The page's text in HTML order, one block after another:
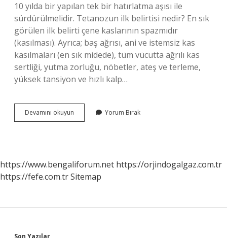
10 yılda bir yapılan tek bir hatırlatma aşısı ile
sürdürülmelidir. Tetanozun ilk belirtisi nedir? En sık
görülen ilk belirti çene kaslarının spazmıdır
(kasılması). Ayrıca; baş ağrısı, ani ve istemsiz kas
kasılmaları (en sık midede), tüm vücutta ağrılı kas
sertliği, yutma zorluğu, nöbetler, ateş ve terleme,
yüksek tansiyon ve hızlı kalp…
Devamını okuyun Tetanoz
Aşısı
Yorum Bırak
https://www.bengaliforum.net https://orjindogalgaz.com.tr
https://fefe.com.trSitemap
Son Yazılar